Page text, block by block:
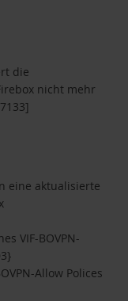
die
nicht mehr
eine aktualisierte
VIF-BOVPN-
Allow Polices